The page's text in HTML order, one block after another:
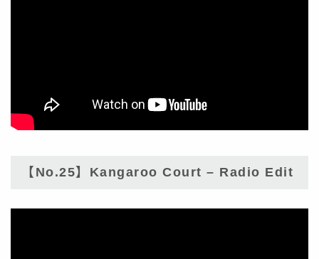
【No.25】Kangaroo Court – Radio Edit